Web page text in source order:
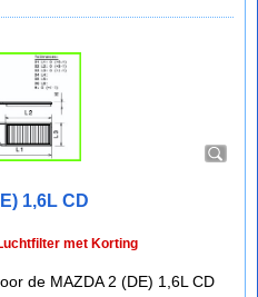
1,6L CD
met Korting
de MAZDA 2 (DE) 1,6L CD